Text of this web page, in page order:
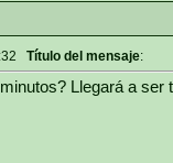
Título del mensaje:
Llegará a ser